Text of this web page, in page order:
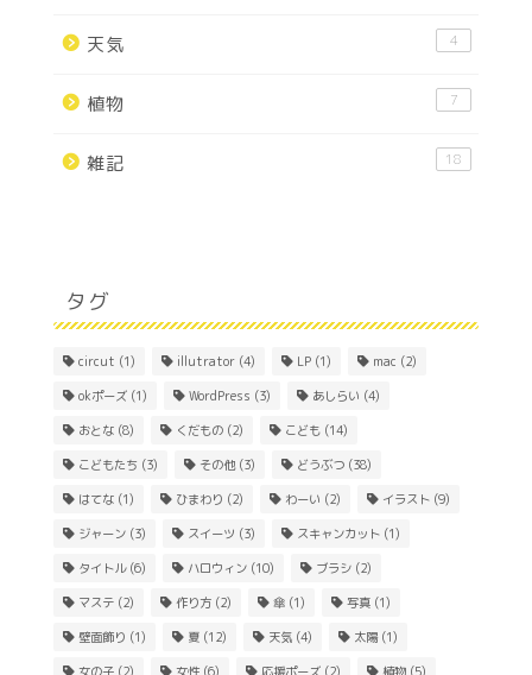
天気 4
植物 7
雑記 18
タグ
circut (1) illutrator (4) LP (1) mac (2)
okポーズ (1) WordPress (3) あしらい (4)
おとな (8) くだもの (2) こども (14)
こどもたち (3) その他(3) どうぶつ (38)
はてな (1) ひまわり (2) わーい (2) イラスト (9)
ジャーン (3) スイーツ (3) スキャンカット (1)
タイトル(6) ハロウィン (10) ブラシ (2)
マステ (2) 作り方 (2) 傘 (1) 写真 (1)
壁面飾り (1) 夏 (12) 天気 (4) 太陽(1)
About